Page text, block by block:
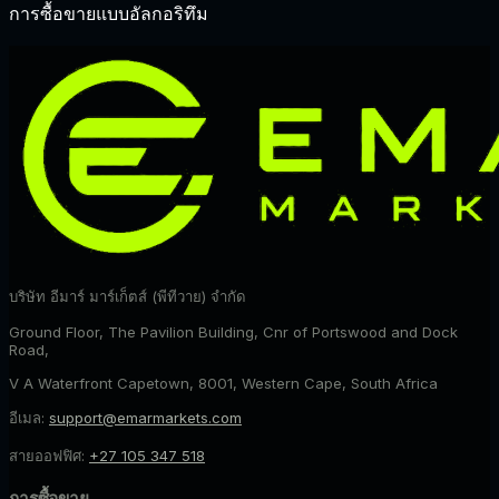
การซื้อขายแบบอัลกอริทึม
บริษัท อีมาร์ มาร์เก็ตส์ (พีทีวาย) จำกัด
Ground Floor, The Pavilion Building, Cnr of Portswood and Dock
Road,
V A Waterfront Capetown, 8001, Western Cape, South Africa
อีเมล: support@emarmarkets.com
สายออฟฟิศ: +27 105 347 518